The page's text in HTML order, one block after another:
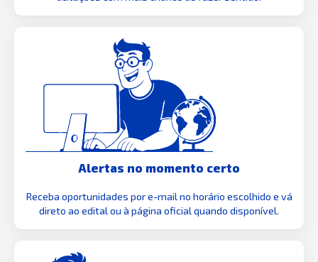
Alertas no momento certo
Receba oportunidades por e-mail no horário escolhido e vá
direto ao edital ou à página oficial quando disponível.